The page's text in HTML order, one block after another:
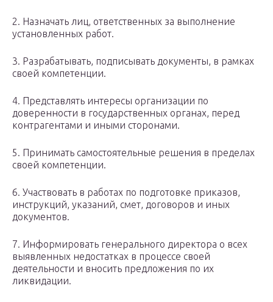
2. Назначать лиц, ответственных за выполнение
установленных работ.
3. Разрабатывать, подписывать документы, в рамках
своей компетенции.
4. Представлять интересы организации по
доверенности в государственных органах, перед
контрагентами и иными сторонами.
5. Принимать самостоятельные решения в пределах
своей компетенции.
6. Участвовать в работах по подготовке приказов,
инструкций, указаний, смет, договоров и иных
документов.
7. Информировать генерального директора о всех
выявленных недостатках в процессе своей
деятельности и вносить предложения по их
ликвидации.